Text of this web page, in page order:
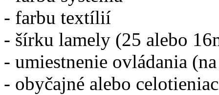
- farbu textílií
- šírku lamely (25 alebo
- umiestnenie ovládania
- obyčajné alebo